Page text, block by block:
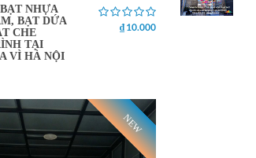
NHỰA
BẠT DỨA
CHE
TẠI
VÌ HÀ NỘI
₫ 10.000
NEW